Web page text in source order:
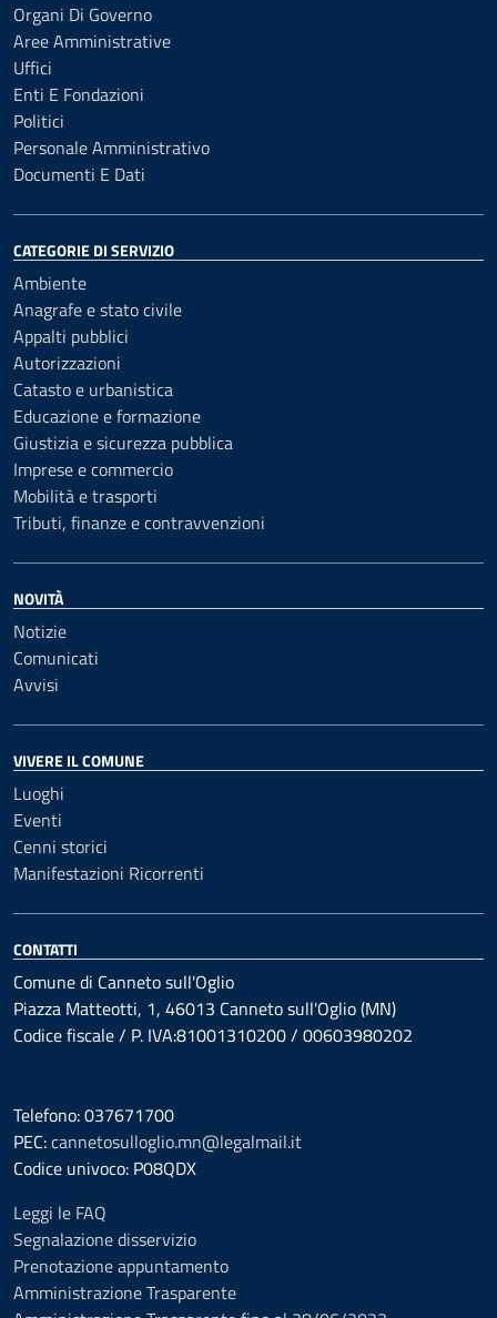
Organi Di Governo
Aree Amministrative
Uffici
Enti E Fondazioni
Politici
Personale Amministrativo
Documenti E Dati
CATEGORIE DI SERVIZIO
Ambiente
Anagrafe e stato civile
Appalti pubblici
Autorizzazioni
Catasto e urbanistica
Educazione e formazione
Giustizia e sicurezza pubblica
Imprese e commercio
Mobilità e trasporti
Tributi, finanze e contravvenzioni
NOVITÀ
Notizie
Comunicati
Avvisi
VIVERE IL COMUNE
Luoghi
Eventi
Cenni storici
Manifestazioni Ricorrenti
CONTATTI
Comune di Canneto sull'Oglio
Piazza Matteotti, 1, 46013 Canneto sull'Oglio (MN)
Codice fiscale / P. IVA:81001310200 / 00603980202
Telefono: 037671700
PEC:cannetosulloglio.mn@legalmail.it
Codice univoco: P08QDX
Leggi le FAQ
Segnalazione disservizio
Prenotazione appuntamento
Amministrazione Trasparente